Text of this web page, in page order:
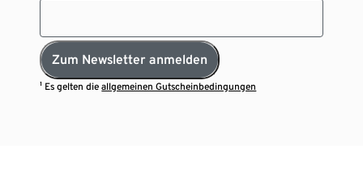
Zum Newsletter anmelden
¹ Es gelten dieallgemeinen Gutscheinbedingungen